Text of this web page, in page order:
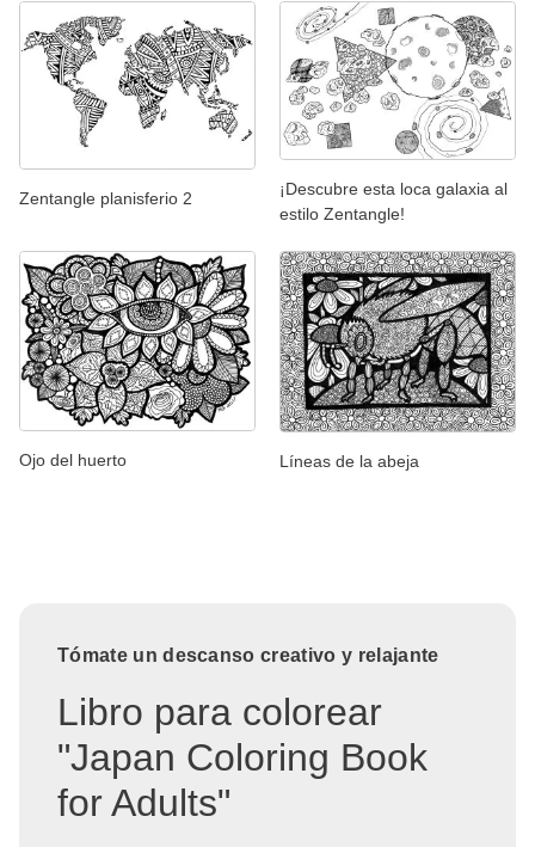
Zentangle planisferio 2
¡Descubre esta loca galaxia al
estilo Zentangle!
Ojo del huerto Líneas de la abeja
Tómate un descanso creativo y relajante
Libro para colorear
"Japan Coloring Book
for Adults"